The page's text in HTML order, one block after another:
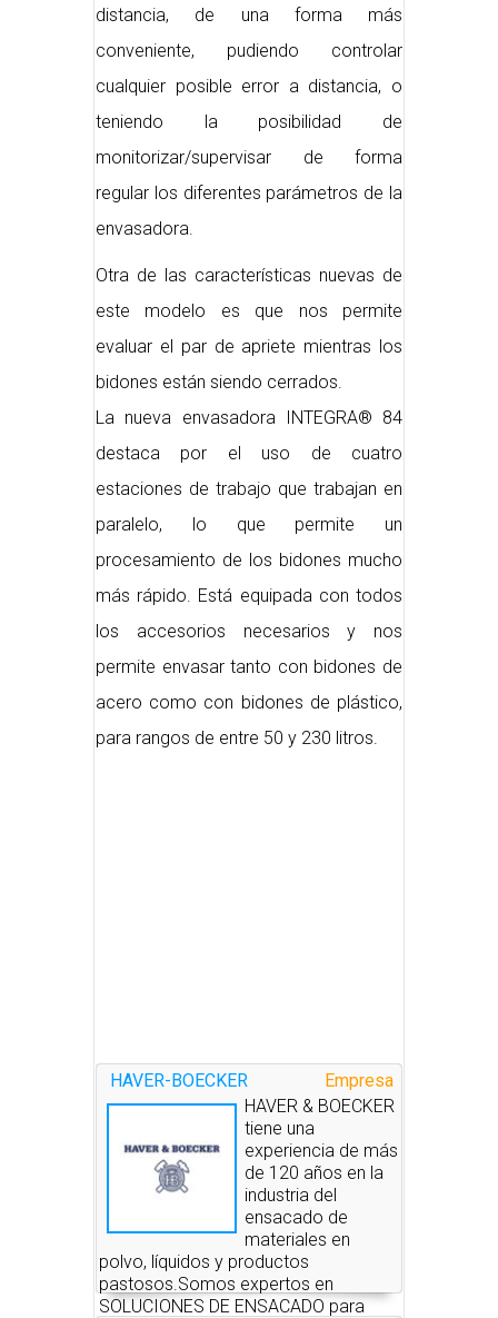
distancia, de una forma más
conveniente, pudiendo controlar
cualquier posible error a distancia, o
teniendo la posibilidad de
monitorizar/supervisar de forma
regular los diferentes parámetros de la
envasadora.
Otra de las características nuevas de
este modelo es que nos permite
evaluar el par de apriete mientras los
bidones están siendo cerrados.
La nueva envasadora INTEGRA® 84
destaca por el uso de cuatro
estaciones de trabajo que trabajan en
paralelo, lo que permite un
procesamiento de los bidones mucho
más rápido. Está equipada con todos
los accesorios necesarios y nos
permite envasar tanto con bidones de
acero como con bidones de plástico,
para rangos de entre 50 y 230 litros.
Empresa
HAVER-BOECKER
HAVER & BOECKER
tiene una
experiencia de más
de 120 años en la
industria del
ensacado de
materiales en
polvo, líquidos y productos
pastosos.Somos expertos en
SOLUCIONES DE ENSACADO para